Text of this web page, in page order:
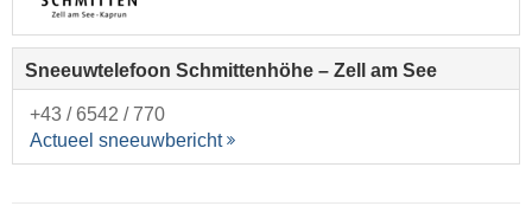
Sneeuwtelefoon Schmittenhöhe – Zell am See
+43 / 6542 / 770
Actueel sneeuwbericht